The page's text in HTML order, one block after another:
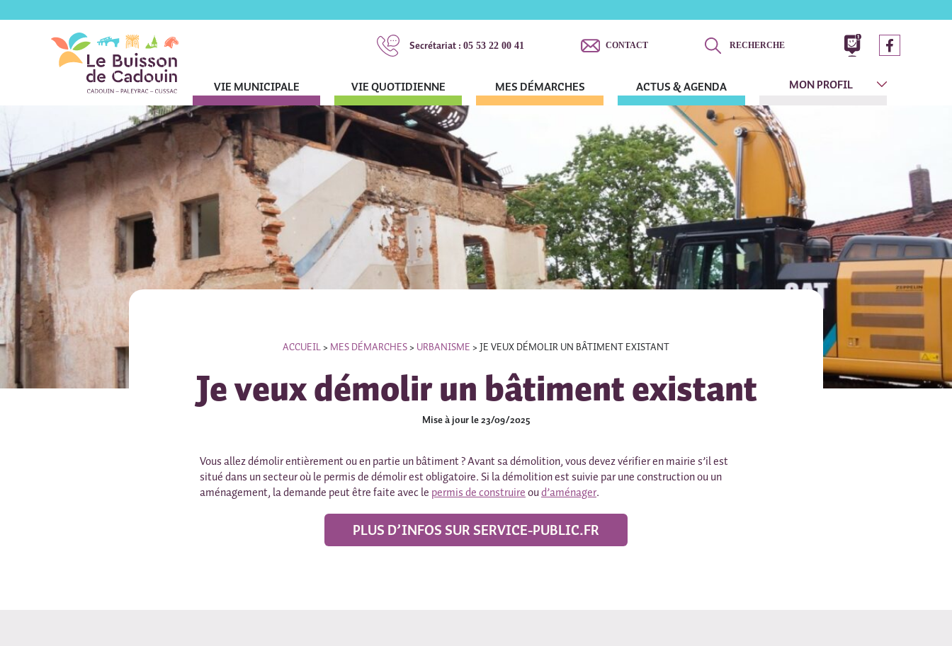
Secrétariat : 05 53 22 00 41 CONTACT RECHERCHE
VIE MUNICIPALE VIE QUOTIDIENNE MES DÉMARCHES ACTUS & AGENDA MON PROFIL
ACCUEIL> MES DÉMARCHES> URBANISME > JE VEUX DÉMOLIR UN BÂTIMENT EXISTANT
Je veux démolir un bâtiment existant
Mise à jour le 23/09/2025
Vous allez démolir entièrement ou en partie un bâtiment ? Avant sa démolition, vous devez vérifier en mairie s’il est
situé dans un secteur où le permis de démolir est obligatoire. Si la démolition est suivie par une construction ou un
aménagement, la demande peut être faite avec le permis de construireoud’aménager.
PLUS D’INFOS SUR SERVICE-PUBLIC.FR